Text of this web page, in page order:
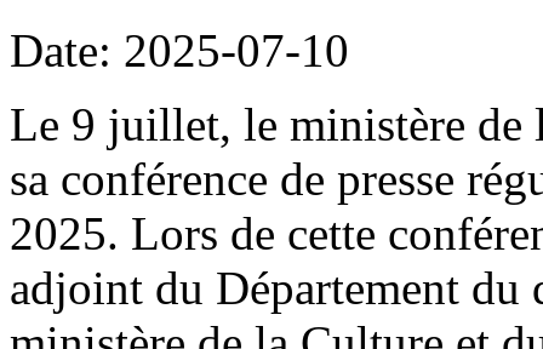
Date: 2025-07-10
Le 9 juillet, le ministère de
sa conférence de presse
2025. Lors de cette
adjoint du Département du